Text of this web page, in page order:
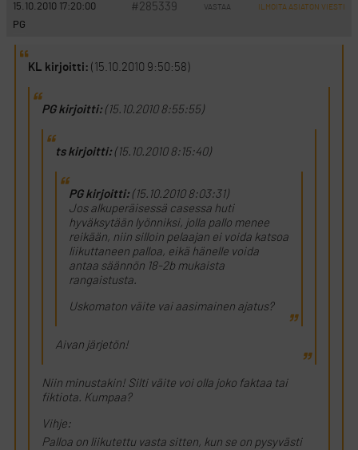
15.10.2010 17:20:00 #285339 VASTAA ILMOITA ASIATON VIESTI
PG
KL kirjoitti: (15.10.2010 9:50:58)
PG kirjoitti:(15.10.2010 8:55:55)
ts kirjoitti:(15.10.2010 8:15:40)
PG kirjoitti:(15.10.2010 8:03:31)
Jos alkuperäisessä casessa huti
hyväksytään lyönniksi, jolla pallo menee
reikään, niin silloin pelaajan ei voida katsoa
liikuttaneen palloa, eikä hänelle voida
antaa säännön 18-2b mukaista
rangaistusta.
Uskomaton väite vai aasimainen ajatus?
Aivan järjetön!
Niin minustakin! Silti väite voi olla joko faktaa tai
fiktiota. Kumpaa?
Vihje:
Palloa on liikutettu vasta sitten, kun se on pysyvästi